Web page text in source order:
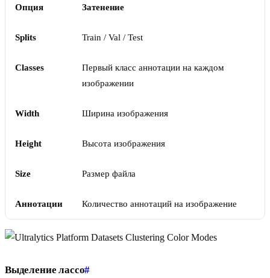
Опция Затенение
Splits Train / Val / Test
Classes
Первый класс аннотации на каждом
изображении
Width Ширина изображения
Height Высота изображения
Size Размер файла
Аннотации Количество аннотаций на изображение
Выделение лассо#